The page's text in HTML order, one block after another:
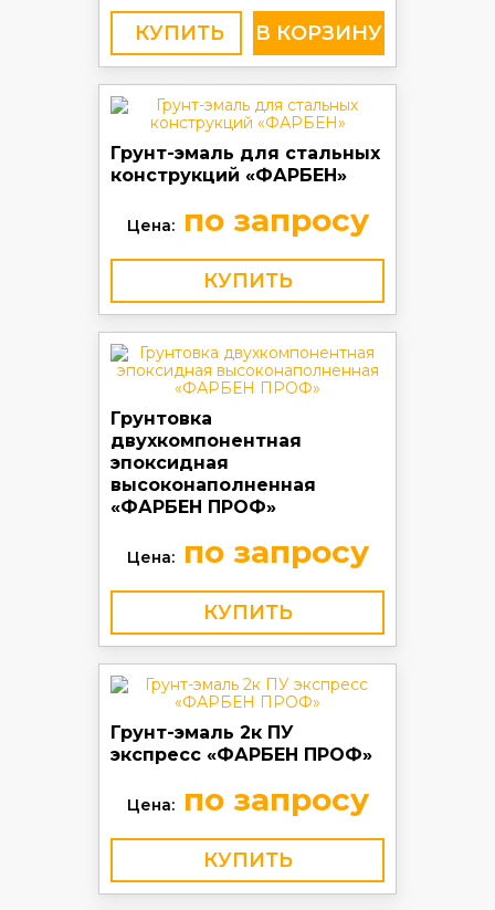
КУПИТЬ
Грунт-эмаль для стальных
конструкций «ФАРБЕН»
Цена:по запросу
КУПИТЬ
Грунтовка
двухкомпонентная
эпоксидная
высоконаполненная
«ФАРБЕН ПРОФ»
Цена:по запросу
КУПИТЬ
Грунт-эмаль 2к ПУ
экспресс «ФАРБЕН ПРОФ»
Цена:по запросу
КУПИТЬ